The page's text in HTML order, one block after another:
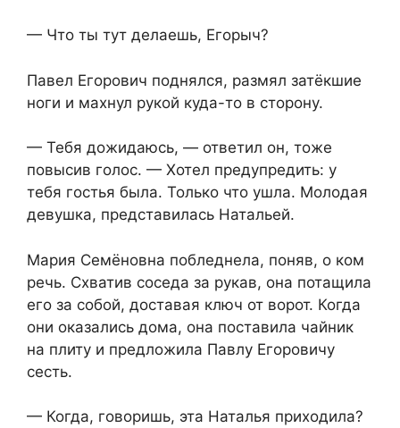
— Что ты тут делаешь, Егорыч?
Павел Егорович поднялся, размял затёкшие
ноги и махнул рукой куда-то в сторону.
— Тебя дожидаюсь, — ответил он, тоже
повысив голос. — Хотел предупредить: у
тебя гостья была. Только что ушла. Молодая
девушка, представилась Натальей.
Мария Семёновна побледнела, поняв, о ком
речь. Схватив соседа за рукав, она потащила
его за собой, доставая ключ от ворот. Когда
они оказались дома, она поставила чайник
на плиту и предложила Павлу Егоровичу
сесть.
— Когда, говоришь, эта Наталья приходила?